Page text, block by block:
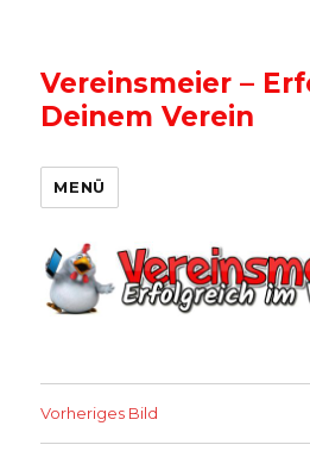
Vereinsmeier –
Deinem Verein
MENÜ
Vorheriges Bild